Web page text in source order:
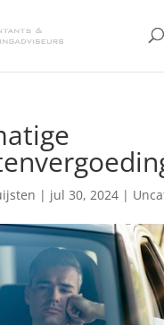
| jul 30, 2024|